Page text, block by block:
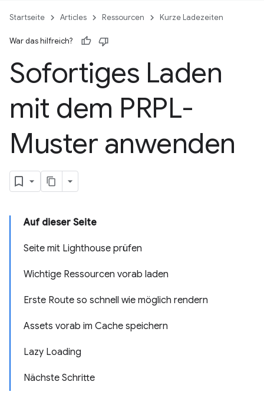
Startseite Articles Ressourcen Kurze Ladezeiten
War das hilfreich?
Sofortiges Laden
mit dem PRPL-
Muster anwenden
Auf dieser Seite
Seite mit Lighthouse prüfen
Wichtige Ressourcen vorab laden
Erste Route so schnell wie möglich rendern
Assets vorab im Cache speichern
Lazy Loading
Nächste Schritte